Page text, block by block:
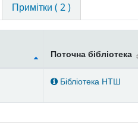
Примітки ( 2 )
Поточна бібліотека
Бібліотека НТШ